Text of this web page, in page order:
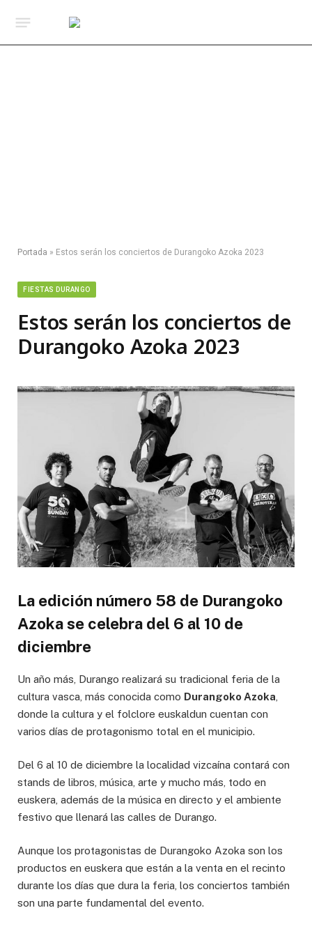
Portada » Estos serán los conciertos de Durangoko Azoka 2023
FIESTAS DURANGO
Estos serán los conciertos de
Durangoko Azoka 2023
La edición número 58 de Durangoko
Azoka se celebra del 6 al 10 de
diciembre
Un año más, Durango realizará su tradicional feria de la
cultura vasca, más conocida como Durangoko Azoka
donde la cultura y el folclore euskaldun cuentan con
varios días de protagonismo total en el municipio.
Del 6 al 10 de diciembre la localidad vizcaína contará con
stands de libros, música, arte y mucho más, todo en
euskera, además de la música en directo y el ambiente
festivo que llenará las calles de Durango.
Aunque los protagonistas de Durangoko Azoka son los
productos en euskera que están a la venta en el recinto
durante los días que dura la feria, los conciertos también
son una parte fundamental del evento.